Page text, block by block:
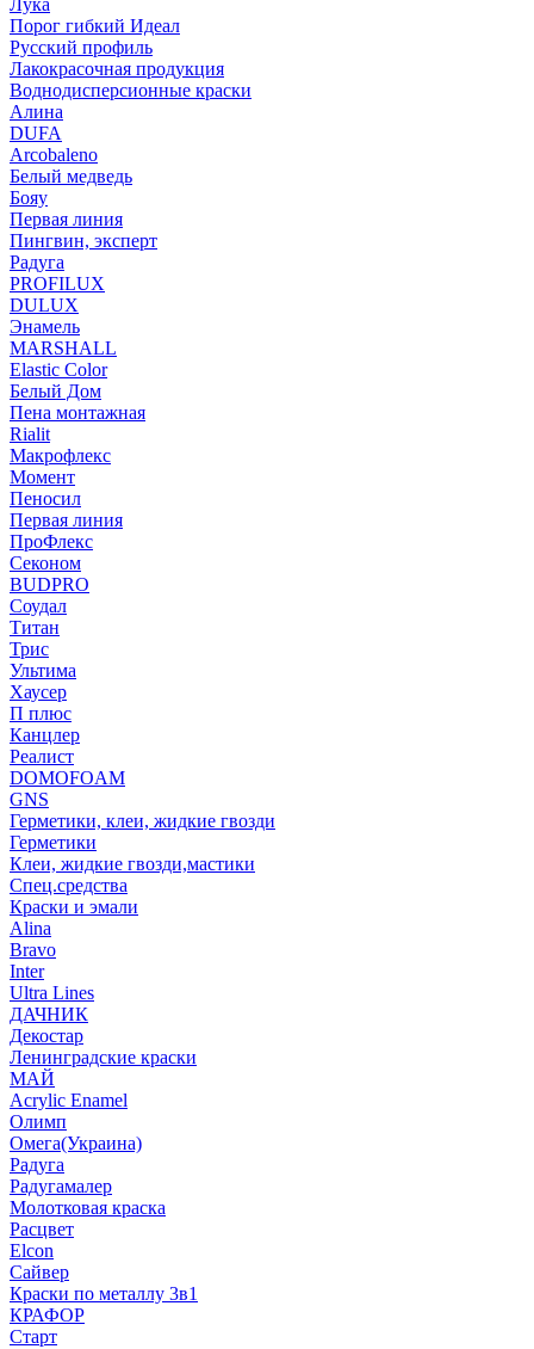
Лука
Порог гибкий Идеал
Русский профиль
Лакокрасочная продукция
Воднодисперсионные краски
Алина
DUFA
Arcobaleno
Белый медведь
Бояу
Первая линия
Пингвин, эксперт
Радуга
PROFILUX
DULUX
Энамель
MARSHALL
Elastic Color
Белый Дом
Пена монтажная
Rialit
Макрофлекс
Момент
Пеносил
Первая линия
ПроФлекс
Секоном
BUDPRO
Соудал
Титан
Трис
Ультима
Хаусер
П плюс
Канцлер
Реалист
DOMOFOAM
GNS
Герметики, клеи, жидкие гвозди
Герметики
Клеи, жидкие гвозди,мастики
Спец.средства
Краски и эмали
Alina
Bravo
Inter
Ultra Lines
ДАЧНИК
Декостар
Ленинградские краски
МАЙ
Acrylic Enamel
Олимп
Омега(Украина)
Радуга
Радугамалер
Молотковая краска
Расцвет
Elcon
Сайвер
Краски по металлу 3в1
КРАФОР
Старт